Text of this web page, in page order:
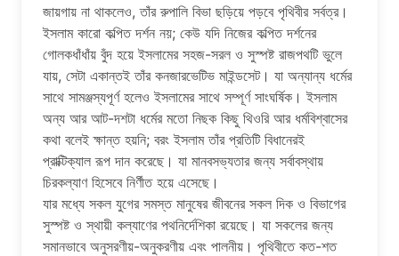
জায়গায় না থাকলেও, তাঁর রুপালি বিভা ছড়িয়ে পড়বে পৃথিবীর সর্বত্র।
ইসলাম কারো কল্পিত দর্শন নয়; কেউ যদি নিজের কল্পিত দর্শনের
গোলকধাঁধাঁয় বুঁদ হয়ে ইসলামের সহজ-সরল ও সুস্পষ্ট রাজপথটি ভুলে
যায়, সেটা একান্তই তাঁর কনজারভেটিভ মাইন্ডসেট। যা অন্যান্য ধর্মের
সাথে সামঞ্জস্যপূর্ণ হলেও ইসলামের সাথে সম্পূর্ণ সাংঘর্ষিক। ইসলাম
অন্য আর আট-দশটা ধর্মের মতো নিছক কিছু থিওরি আর ধর্মবিশ্বাসের
কথা বলেই ক্ষান্ত হয়নি; বরং ইসলাম তাঁর প্রতিটি বিধানেরই
প্রাক্টিক্যাল রূপ দান করেছে। যা মানবসভ্যতার জন্য সর্বাবস্থায়
চিরকল্যাণ হিসেবে নির্ণীত হয়ে এসেছে।
যার মধ্যে সকল যুগের সমস্ত মানুষের জীবনের সকল দিক ও বিভাগের
সুস্পষ্ট ও স্থায়ী কল্যাণের পথনির্দেশিকা রয়েছে। যা সকলের জন্য
সমানভাবে অনুসরণীয়-অনুকরণীয় এবং পালনীয়। পৃথিবীতে কত-শত